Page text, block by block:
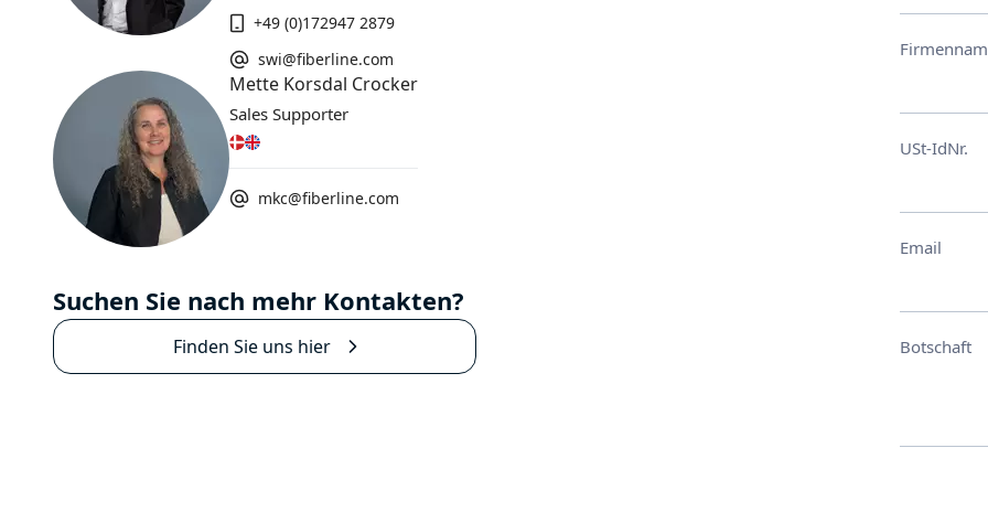
+49 (0)172947 2879
swi@fiberline.com
Mette Korsdal Crocker
Sales Supporter
mkc@fiberline.com
Suchen Sie nach mehr Kontakten?
Finden Sie uns hier
USt-IdNr.
Email
Botschaft